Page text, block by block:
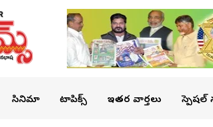
సినిమా టాపిక్స్ ఇతర వార్తలు స్పెషల్